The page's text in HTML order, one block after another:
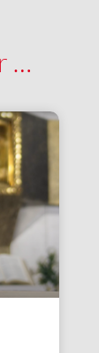
…